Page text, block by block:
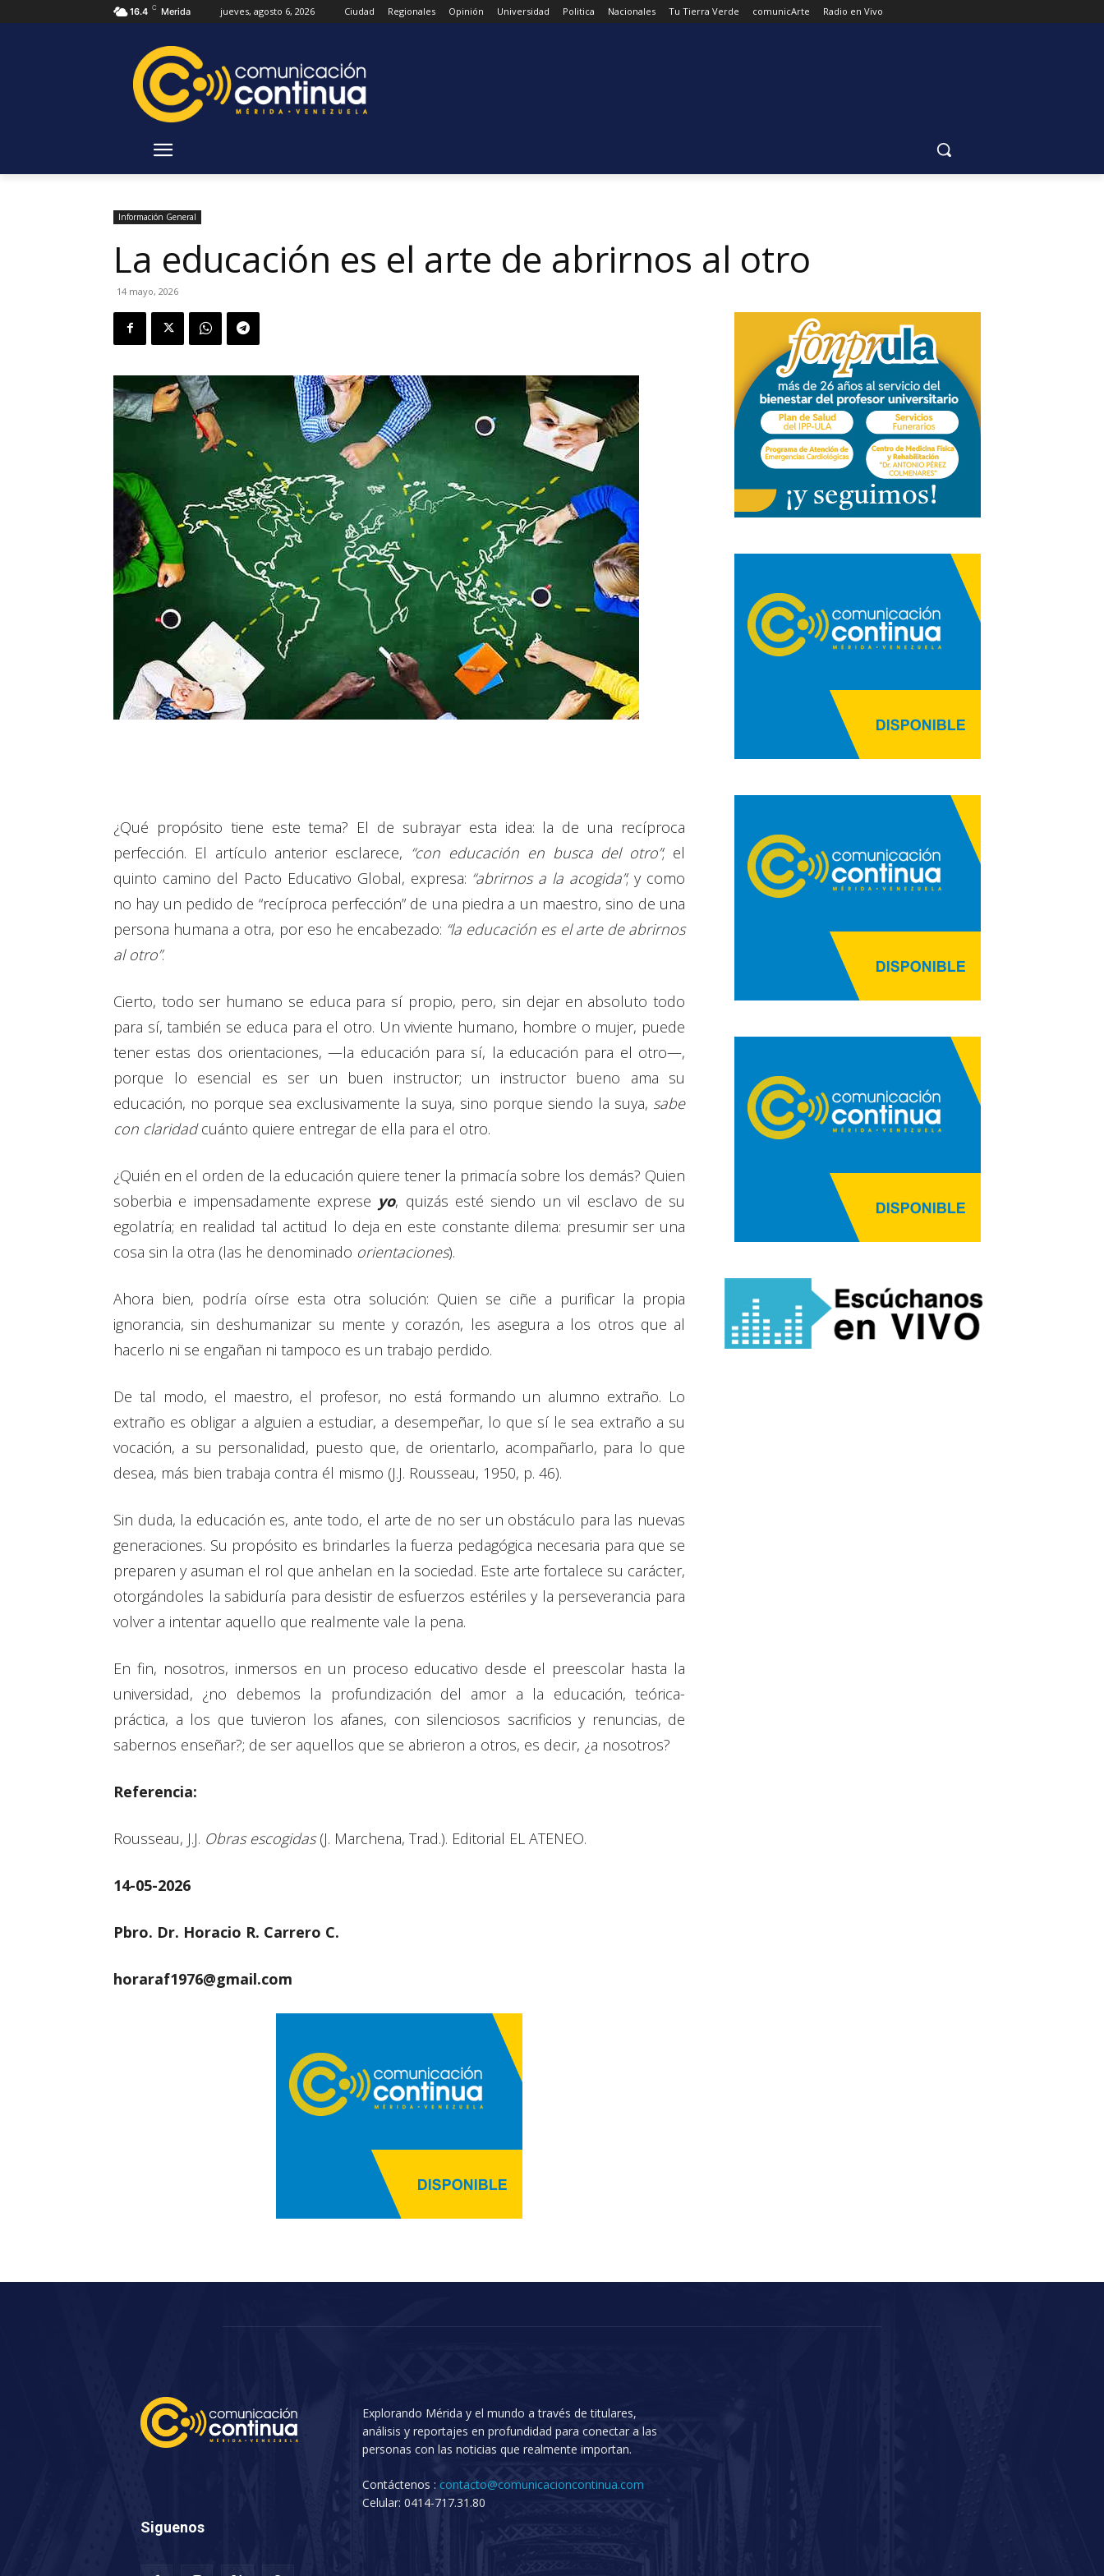
16.4 C Merida jueves, agosto 6, 2026 Ciudad Regionales Opinión Universidad Politica Nacionales Tu Tierra Verde comunicArte Radio en Vivo
Información General
La educación es el arte de abrirnos al otro
14 mayo, 2026
¿Qué propósito tiene este tema? El de subrayar esta idea: la de una recíproca
perfección. El artículo anterior esclarece, “con educación en busca del otro”; el
quinto camino del Pacto Educativo Global, expresa: “abrirnos a la acogida”; y como
no hay un pedido de “recíproca perfección” de una piedra a un maestro, sino de una
persona humana a otra, por eso he encabezado: “la educación es el arte de abrirnos
al otro”.
Cierto, todo ser humano se educa para sí propio, pero, sin dejar en absoluto todo
para sí, también se educa para el otro. Un viviente humano, hombre o mujer, puede
tener estas dos orientaciones, —la educación para sí, la educación para el otro—,
porque lo esencial es ser un buen instructor; un instructor bueno ama su
educación, no porque sea exclusivamente la suya, sino porque siendo la suya, sabe
con claridadcuánto quiere entregar de ella para el otro.
¿Quién en el orden de la educación quiere tener la primacía sobre los demás? Quien
soberbia e impensadamente exprese yo, quizás esté siendo un vil esclavo de su
egolatría; en realidad tal actitud lo deja en este constante dilema: presumir ser una
cosa sin la otra (las he denominado orientaciones).
Ahora bien, podría oírse esta otra solución: Quien se ciñe a purificar la propia
ignorancia, sin deshumanizar su mente y corazón, les asegura a los otros que al
hacerlo ni se engañan ni tampoco es un trabajo perdido.
De tal modo, el maestro, el profesor, no está formando un alumno extraño. Lo
extraño es obligar a alguien a estudiar, a desempeñar, lo que sí le sea extraño a su
vocación, a su personalidad, puesto que, de orientarlo, acompañarlo, para lo que
desea, más bien trabaja contra él mismo (J.J. Rousseau, 1950, p. 46).
Sin duda, la educación es, ante todo, el arte de no ser un obstáculo para las nuevas
generaciones. Su propósito es brindarles la fuerza pedagógica necesaria para que se
preparen y asuman el rol que anhelan en la sociedad. Este arte fortalece su carácter,
otorgándoles la sabiduría para desistir de esfuerzos estériles y la perseverancia para
volver a intentar aquello que realmente vale la pena.
En fin, nosotros, inmersos en un proceso educativo desde el preescolar hasta la
universidad, ¿no debemos la profundización del amor a la educación, teórica-
práctica, a los que tuvieron los afanes, con silenciosos sacrificios y renuncias, de
sabernos enseñar?; de ser aquellos que se abrieron a otros, es decir, ¿a nosotros?
Referencia:
Rousseau, J.J. Obras escogidas(J. Marchena, Trad.). Editorial EL ATENEO.
14-05-2026
Pbro. Dr. Horacio R. Carrero C.
horaraf1976@gmail.com
Explorando Mérida y el mundo a través de titulares,
análisis y reportajes en profundidad para conectar a las
personas con las noticias que realmente importan.
Contáctenos : contacto@comunicacioncontinua.com
Celular: 0414-717.31.80
Siguenos